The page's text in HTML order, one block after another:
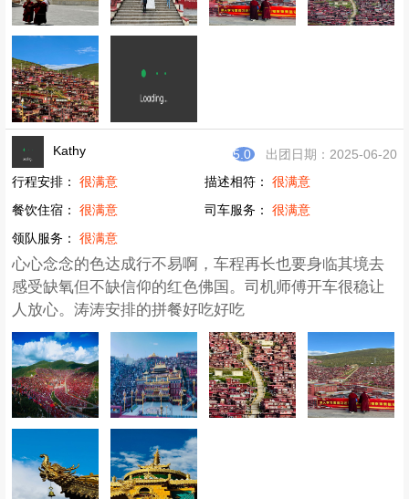
Kathy 5.0
出团日期：2025-06-20
行程安排：很满意 描述相符： 很满意
餐饮住宿：很满意 司车服务： 很满意
领队服务：很满意
心心念念的色达成行不易啊，车程再长也要身临其境去
感受缺氧但不缺信仰的红色佛国。司机师傅开车很稳让
人放心。涛涛安排的拼餐好吃好吃